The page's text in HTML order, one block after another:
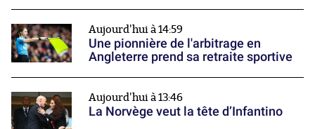
Aujourd'hui à 14:59
Une pionnière de l'arbitrage en
Angleterre prend sa retraite sportive
Aujourd'hui à 13:46
La Norvège veut la tête d’Infantino